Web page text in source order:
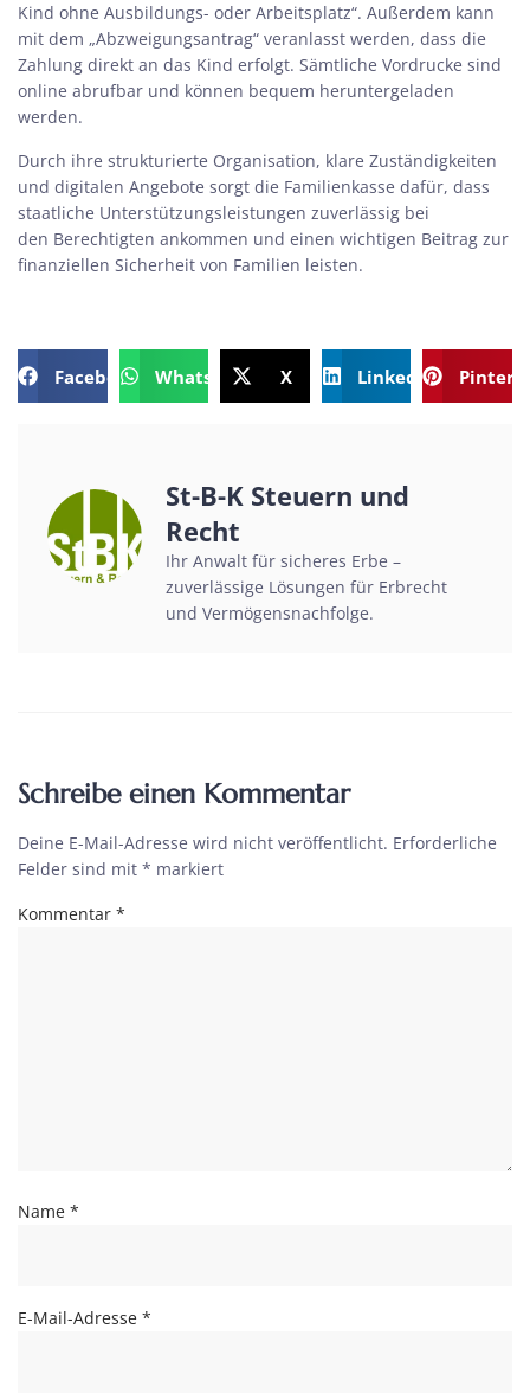
Kind ohne Ausbildungs- oder Arbeitsplatz“. Außerdem kann
mit dem „Abzweigungsantrag“ veranlasst werden, dass die
Zahlung direkt an das Kind erfolgt. Sämtliche Vordrucke sind
online abrufbar und können bequem heruntergeladen
werden.
Durch ihre strukturierte Organisation, klare Zuständigkeiten
und digitalen Angebote sorgt die Familienkasse dafür, dass
staatliche Unterstützungsleistungen zuverlässig bei
den Berechtigten ankommen und einen wichtigen Beitrag zur
finanziellen Sicherheit von Familien leisten.
Facebook WhatsApp X LinkedIn
St-B-K Steuern und
Recht
Ihr Anwalt für sicheres Erbe –
zuverlässige Lösungen für Erbrecht
und Vermögensnachfolge.
Schreibe einen Kommentar
Deine E-Mail-Adresse wird nicht veröffentlicht. Erforderliche
Felder sind mit * markiert
Kommentar *
Name *
E-Mail-Adresse *